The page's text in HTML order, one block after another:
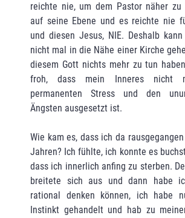
reichte nie, um dem Pastor näher zu
auf seine Ebene und es reichte nie
und diesen Jesus, NIE. Deshalb
nicht mal in die Nähe einer Kirche
diesem Gott nichts mehr zu tun
froh, dass mein Inneres nicht
permanenten Stress und den
Ängsten ausgesetzt ist.
Wie kam es, dass ich da
Jahren? Ich fühlte, ich konnte es
dass ich innerlich anfing zu sterben.
breitete sich aus und dann habe
rational denken können, ich habe
Instinkt gehandelt und hab zu